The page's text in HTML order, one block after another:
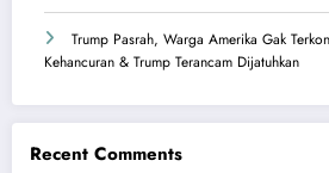
Trump Pasrah, Warga Amerika Gak
Kehancuran & Trump Terancam Dijatuhkan
Recent Comments